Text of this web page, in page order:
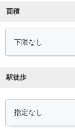
面積
駅徒歩